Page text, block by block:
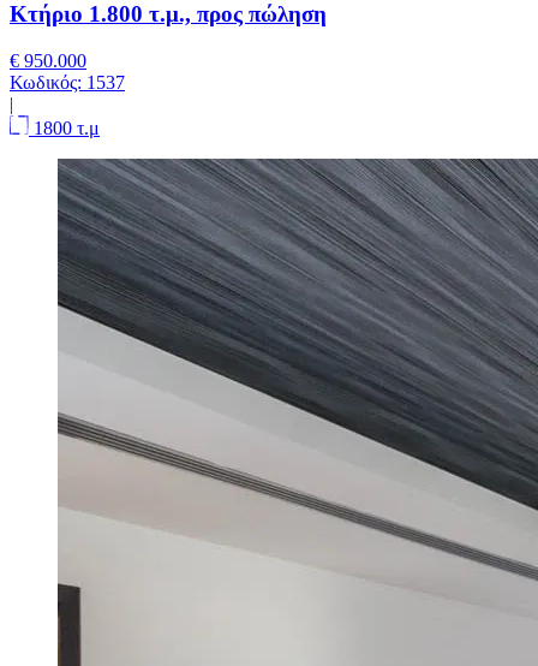
Κτήριο 1.800 τ.μ., προς πώληση
€ 950.000
Κωδικός: 1537
|
1800 τ.μ